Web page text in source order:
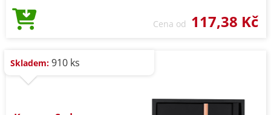
Cena od 117,38 Kč
Skladem: 910 ks